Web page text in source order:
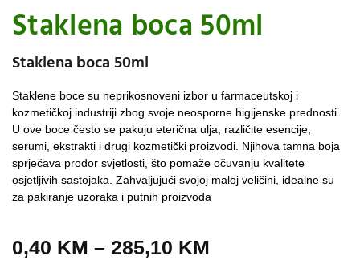
Staklena boca 50ml
Staklena boca 50ml
Staklene boce su neprikosnoveni izbor u farmaceutskoj i
kozmetičkoj industriji zbog svoje neosporne higijenske prednosti.
U ove boce često se pakuju eterična ulja, različite esencije,
serumi, ekstrakti i drugi kozmetički proizvodi. Njihova tamna boja
sprječava prodor svjetlosti, što pomaže očuvanju kvalitete
osjetljivih sastojaka. Zahvaljujući svojoj maloj veličini, idealne su
za pakiranje uzoraka i putnih proizvoda
0,40 KM – 285,10 KM